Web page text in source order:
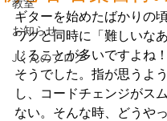
教室
お知らせ
Jくんのブログ
ギターを始めたばかりの
ワクと同時に「難しいな
じることが多いですよね
そうでした。指が思うよ
し、コードチェンジがス
ない。そんな時、どうや